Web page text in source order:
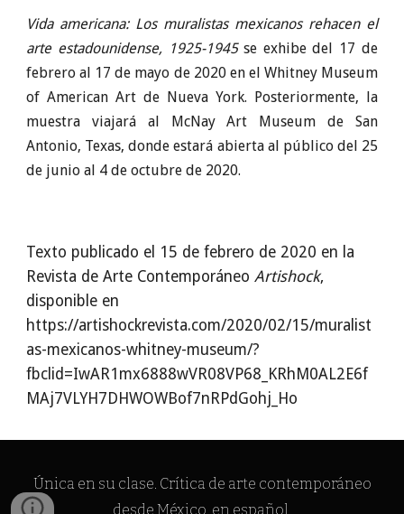
Vida americana: Los muralistas mexicanos rehacen el
arte estadounidense, 1925-1945se exhibe del 17 de
febrero al 17 de mayo de 2020 en el Whitney Museum
of American Art de Nueva York. Posteriormente, la
muestra viajará al McNay Art Museum de San
Antonio, Texas, donde estará abierta al público del 25
de junio al 4 de octubre de 2020.
Texto publicado el 15 de febrero de 2020 en la
Revista de Arte ContemporáneoArtishock,
disponible en
https://artishockrevista.com/2020/02/15/muralist
as-mexicanos-whitney-museum/?
fbclid=IwAR1mx6888wVR08VP68_KRhM0AL2E6f
MAj7VLYH7DHWOWBof7nRPdGohj_Ho
Única en su clase. Crítica de arte contemporáneo
desde México, en español.